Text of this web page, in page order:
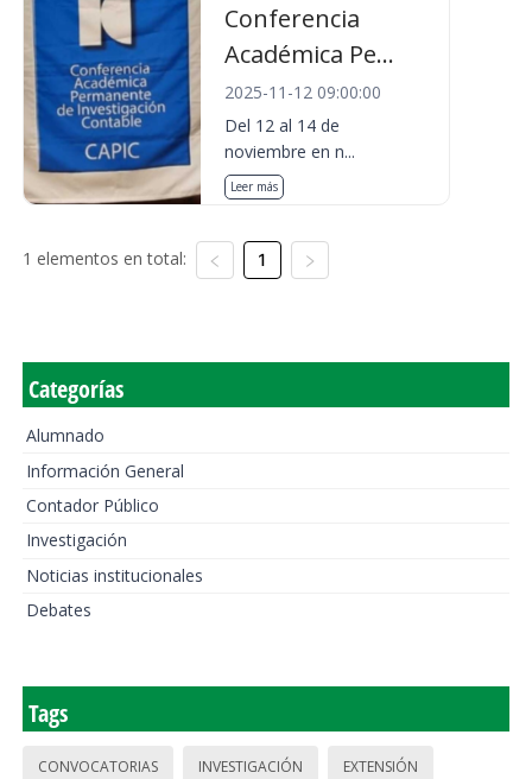
Conferencia
Académica Pe...
2025-11-12 09:00:00
Del 12 al 14 de
noviembre en n...
Leer más
1 elementos en total: 1
Categorías
Alumnado
Información General
Contador Público
Investigación
Noticias institucionales
Debates
Tags
CONVOCATORIAS INVESTIGACIÓN EXTENSIÓN